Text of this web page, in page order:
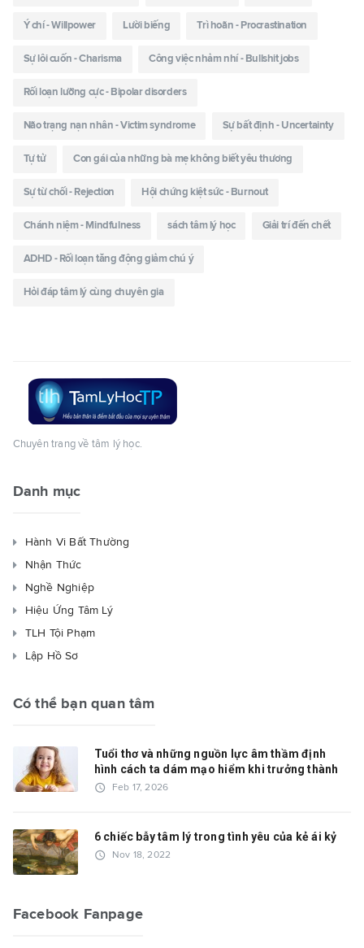
Ý chí - Willpower Lười biếng Trì hoãn - Procrastination
Sự lôi cuốn - Charisma Công việc nhảm nhí - Bullshit jobs
Rối loạn lưỡng cực - Bipolar disorders
Não trạng nạn nhân - Victim syndrome Sự bất định - Uncertainty
Tự tử Con gái của những bà mẹ không biết yêu thương
Sự từ chối - Rejection Hội chứng kiệt sức - Burnout
Chánh niệm - Mindfulness sách tâm lý học Giải trí đến chết
ADHD - Rối loạn tăng động giảm chú ý
Hỏi đáp tâm lý cùng chuyên gia
Chuyên trang về tâm lý học.
Danh mục
Hành Vi Bất Thường
Nhận Thức
Nghề Nghiệp
Hiệu Ứng Tâm Lý
TLH Tội Phạm
Lập Hồ Sơ
Có thể bạn quan tâm
Tuổi thơ và những nguồn lực âm thầm định
hình cách ta dám mạo hiểm khi trưởng thành
access_time Feb 17, 2026
6 chiếc bẫy tâm lý trong tình yêu của kẻ ái kỷ
access_time Nov 18, 2022
Facebook Fanpage